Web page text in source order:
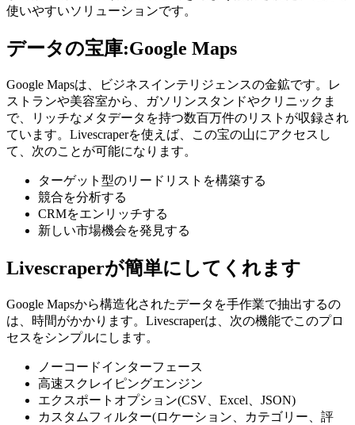
使いやすいソリューションです。
データの宝庫:Google Maps
Google Mapsは、ビジネスインテリジェンスの金鉱です。レ
ストランや美容室から、ガソリンスタンドやクリニックま
で、リッチなメタデータを持つ数百万件のリストが収録され
ています。Livescraperを使えば、この宝の山にアクセスし
て、次のことが可能になります。
ターゲット型のリードリストを構築する
競合を分析する
CRMをエンリッチする
新しい市場機会を発見する
Livescraperが簡単にしてくれます
Google Mapsから構造化されたデータを手作業で抽出するの
は、時間がかかります。Livescraperは、次の機能でこのプロ
セスをシンプルにします。
ノーコードインターフェース
高速スクレイピングエンジン
エクスポートオプション(CSV、Excel、JSON)
カスタムフィルター(ロケーション、カテゴリー、評